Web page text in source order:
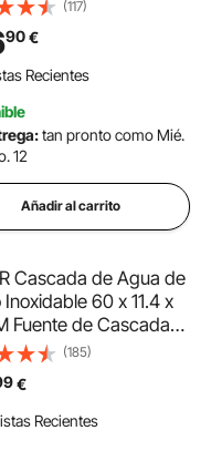
Puerta de Tijera o
con Candado para el
del Hogar
(117)
90€
Recientes
tan pronto como Mié.
12
Añadir al carrito
Cascada de Agua de
60 x 11.4 x
Fuente de Cascada
Agua Acero
Fuente
para Piscina con
(185)
€
Recientes